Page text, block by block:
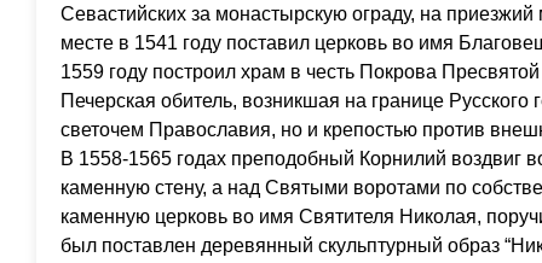
Севастийских за монастырскую ограду, на
месте в 1541 году поставил церковь во имя
1559 году построил храм в честь Покрова
Печерская обитель, возникшая на границе Русского
светочем Православия, но и крепостью против
В 1558-1565 годах преподобный Корнилий воздвиг
каменную стену, а над Святыми воротами по
каменную церковь во имя Святителя Николая,
был поставлен деревянный скульптурный образ